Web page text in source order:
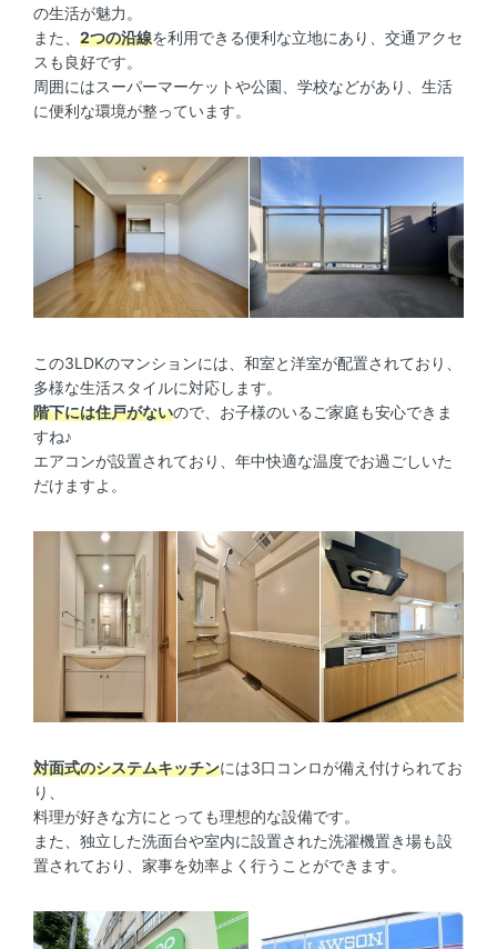
の生活が魅力。
また、 2つの沿線を利用できる便利な立地にあり、交通アクセ
スも良好です。
周囲にはスーパーマーケットや公園、学校などがあり、生活
に便利な環境が整っています。
この3LDKのマンションには、和室と洋室が配置されており、
多様な生活スタイルに対応します。
階下には住戸がないので、お子様のいるご家庭も安心できま
すね♪
エアコンが設置されており、年中快適な温度でお過ごしいた
だけますよ。
対面式のシステムキッチンには3口コンロが備え付けられてお
り、
料理が好きな方にとっても理想的な設備です。
また、独立した洗面台や室内に設置された洗濯機置き場も設
置されており、家事を効率よく行うことができます。